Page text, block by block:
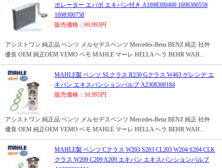
ポレーター エバポ エキパン付き A1698300400 1698300558
1698300758
販売価格：69,993円
アシストワン 純正品 ベンツ メルセデスベンツ Mercedes-Benz BENZ 純正 社外
優良 OEM 純正OEM VEMO ベモ MAHLE マーレ HELLA ヘラ BEHR WAH...
MAHLE製 ベンツ SLクラス R230 Gクラス W463 ゲレンデ エ
キパン エキスパンションバルブ A2308300184
販売価格：16,995円
アシストワン 純正品 ベンツ メルセデスベンツ Mercedes-Benz BENZ 純正 社外
優良 OEM 純正OEM VEMO ベモ MAHLE マーレ HELLA ヘラ BEHR WAH...
MAHLE製 ベンツ Cクラス W203 S203 CL203 W204 S204 CLK
クラス W209 C209 A209 エキパン エキスパンションバルブ